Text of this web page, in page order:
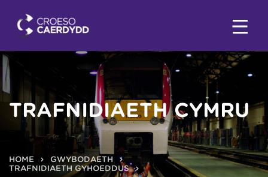
TRAFNIDIAETH CYMRU
HOME
GWYBODAETH
TRAFNIDIAETH GYHOEDDUS